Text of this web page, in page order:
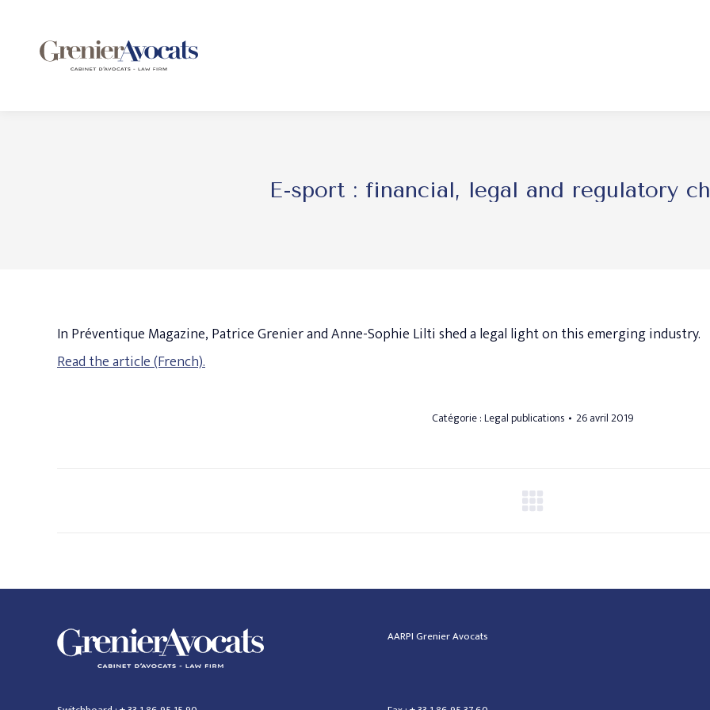
E-sport : financial, legal and regulatory
In Préventique Magazine, Patrice Grenier and Anne-Sophie Lilti shed a legal light on this emerging industry.
Read the article (French).
Catégorie :Legal publications 26 avril 2019
AARPI Grenier Avocats